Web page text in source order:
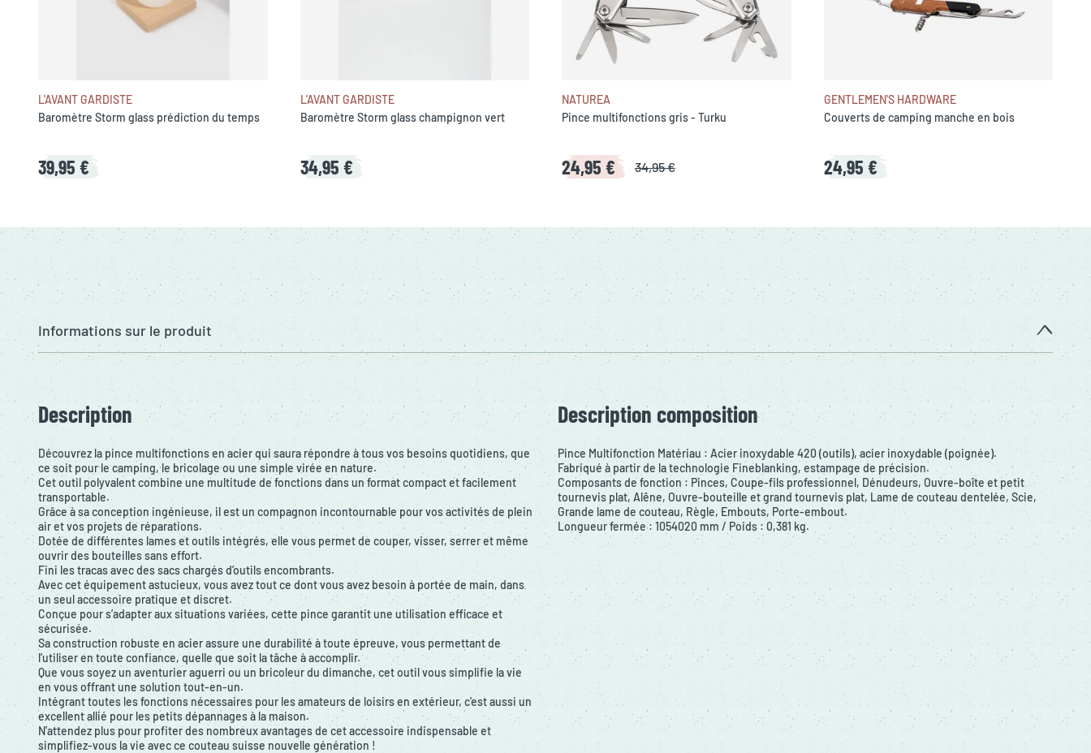
L'AVANT GARDISTE
Baromètre Storm glass prédiction du temps
39,95 €
L'AVANT GARDISTE
Baromètre Storm glass champignon vert
34,95 €
NATUREA
Pince multifonctions gris - Turku
24,95 € 34,95 €
GENTLEMEN'S HARDWARE
Couverts de camping manche en bois
24,95 €
Informations sur le produit
Description
Découvrez la pince multifonctions en acier qui saura répondre à tous vos besoins quotidiens, que
ce soit pour le camping, le bricolage ou une simple virée en nature.
Cet outil polyvalent combine une multitude de fonctions dans un format compact et facilement
transportable.
Grâce à sa conception ingénieuse, il est un compagnon incontournable pour vos activités de plein
air et vos projets de réparations.
Dotée de différentes lames et outils intégrés, elle vous permet de couper, visser, serrer et même
ouvrir des bouteilles sans effort.
Fini les tracas avec des sacs chargés d’outils encombrants.
Avec cet équipement astucieux, vous avez tout ce dont vous avez besoin à portée de main, dans
un seul accessoire pratique et discret.
Conçue pour s’adapter aux situations variées, cette pince garantit une utilisation efficace et
sécurisée.
Sa construction robuste en acier assure une durabilité à toute épreuve, vous permettant de
l’utiliser en toute confiance, quelle que soit la tâche à accomplir.
Que vous soyez un aventurier aguerri ou un bricoleur du dimanche, cet outil vous simplifie la vie
en vous offrant une solution tout-en-un.
Intégrant toutes les fonctions nécessaires pour les amateurs de loisirs en extérieur, c'est aussi un
excellent allié pour les petits dépannages à la maison.
N'attendez plus pour profiter des nombreux avantages de cet accessoire indispensable et
simplifiez-vous la vie avec ce couteau suisse nouvelle génération !
Description composition
Pince Multifonction Matériau : Acier inoxydable 420 (outils), acier inoxydable (poignée).
Fabriqué à partir de la technologie Fineblanking, estampage de précision.
Composants de fonction : Pinces, Coupe-fils professionnel, Dénudeurs, Ouvre-boîte et petit
tournevis plat, Alêne, Ouvre-bouteille et grand tournevis plat, Lame de couteau dentelée, Scie,
Grande lame de couteau, Règle, Embouts, Porte-embout.
Longueur fermée : 1054020 mm / Poids : 0,381 kg.